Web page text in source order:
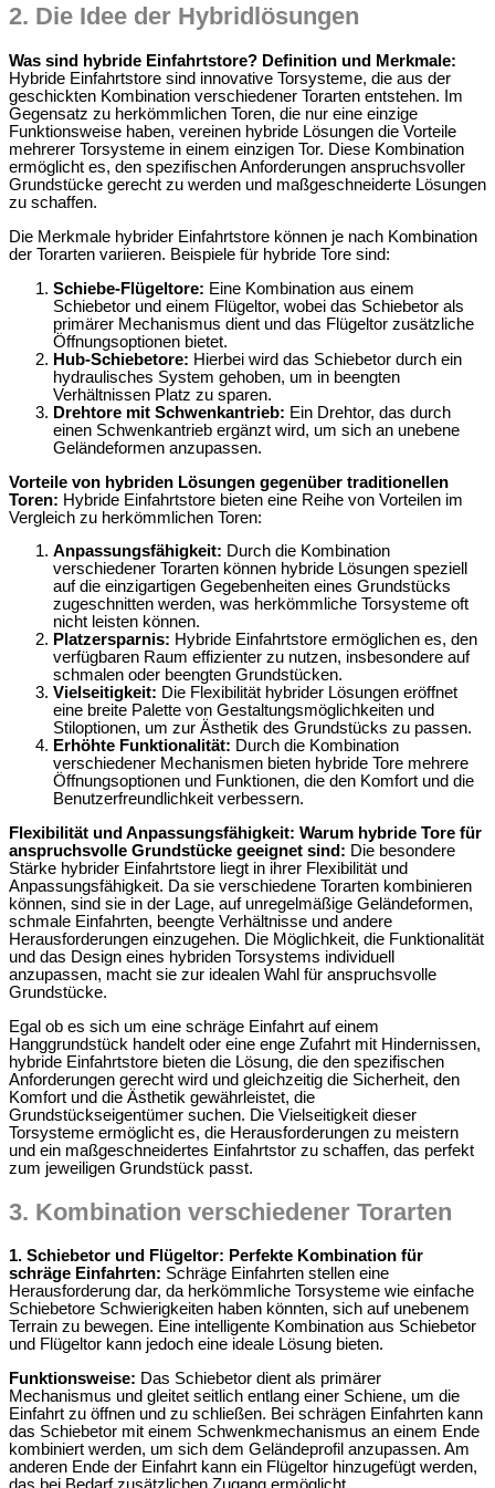
2. Die Idee der Hybridlösungen
Was sind hybride Einfahrtstore? Definition und Merkmale:
Hybride Einfahrtstore sind innovative Torsysteme, die aus der
geschickten Kombination verschiedener Torarten entstehen. Im
Gegensatz zu herkömmlichen Toren, die nur eine einzige
Funktionsweise haben, vereinen hybride Lösungen die Vorteile
mehrerer Torsysteme in einem einzigen Tor. Diese Kombination
ermöglicht es, den spezifischen Anforderungen anspruchsvoller
Grundstücke gerecht zu werden und maßgeschneiderte Lösungen
zu schaffen.
Die Merkmale hybrider Einfahrtstore können je nach Kombination
der Torarten variieren. Beispiele für hybride Tore sind:
Schiebe-Flügeltore: Eine Kombination aus einem
Schiebetor und einem Flügeltor, wobei das Schiebetor als
primärer Mechanismus dient und das Flügeltor zusätzliche
Öffnungsoptionen bietet.
Hub-Schiebetore: Hierbei wird das Schiebetor durch ein
hydraulisches System gehoben, um in beengten
Verhältnissen Platz zu sparen.
Drehtore mit Schwenkantrieb: Ein Drehtor, das durch
einen Schwenkantrieb ergänzt wird, um sich an unebene
Geländeformen anzupassen.
Vorteile von hybriden Lösungen gegenüber traditionellen
Toren: Hybride Einfahrtstore bieten eine Reihe von Vorteilen im
Vergleich zu herkömmlichen Toren:
Anpassungsfähigkeit: Durch die Kombination
verschiedener Torarten können hybride Lösungen speziell
auf die einzigartigen Gegebenheiten eines Grundstücks
zugeschnitten werden, was herkömmliche Torsysteme oft
nicht leisten können.
Platzersparnis: Hybride Einfahrtstore ermöglichen es, den
verfügbaren Raum effizienter zu nutzen, insbesondere auf
schmalen oder beengten Grundstücken.
Vielseitigkeit: Die Flexibilität hybrider Lösungen eröffnet
eine breite Palette von Gestaltungsmöglichkeiten und
Stiloptionen, um zur Ästhetik des Grundstücks zu passen.
Erhöhte Funktionalität: Durch die Kombination
verschiedener Mechanismen bieten hybride Tore mehrere
Öffnungsoptionen und Funktionen, die den Komfort und die
Benutzerfreundlichkeit verbessern.
Flexibilität und Anpassungsfähigkeit: Warum hybride Tore für
anspruchsvolle Grundstücke geeignet sind: Die besondere
Stärke hybrider Einfahrtstore liegt in ihrer Flexibilität und
Anpassungsfähigkeit. Da sie verschiedene Torarten kombinieren
können, sind sie in der Lage, auf unregelmäßige Geländeformen,
schmale Einfahrten, beengte Verhältnisse und andere
Herausforderungen einzugehen. Die Möglichkeit, die Funktionalität
und das Design eines hybriden Torsystems individuell
anzupassen, macht sie zur idealen Wahl für anspruchsvolle
Grundstücke.
Egal ob es sich um eine schräge Einfahrt auf einem
Hanggrundstück handelt oder eine enge Zufahrt mit Hindernissen,
hybride Einfahrtstore bieten die Lösung, die den spezifischen
Anforderungen gerecht wird und gleichzeitig die Sicherheit, den
Komfort und die Ästhetik gewährleistet, die
Grundstückseigentümer suchen. Die Vielseitigkeit dieser
Torsysteme ermöglicht es, die Herausforderungen zu meistern
und ein maßgeschneidertes Einfahrtstor zu schaffen, das perfekt
zum jeweiligen Grundstück passt.
3. Kombination verschiedener Torarten
1. Schiebetor und Flügeltor: Perfekte Kombination für
schräge Einfahrten: Schräge Einfahrten stellen eine
Herausforderung dar, da herkömmliche Torsysteme wie einfache
Schiebetore Schwierigkeiten haben könnten, sich auf unebenem
Terrain zu bewegen. Eine intelligente Kombination aus Schiebetor
und Flügeltor kann jedoch eine ideale Lösung bieten.
Funktionsweise: Das Schiebetor dient als primärer
Mechanismus und gleitet seitlich entlang einer Schiene, um die
Einfahrt zu öffnen und zu schließen. Bei schrägen Einfahrten kann
das Schiebetor mit einem Schwenkmechanismus an einem Ende
kombiniert werden, um sich dem Geländeprofil anzupassen. Am
anderen Ende der Einfahrt kann ein Flügeltor hinzugefügt werden,